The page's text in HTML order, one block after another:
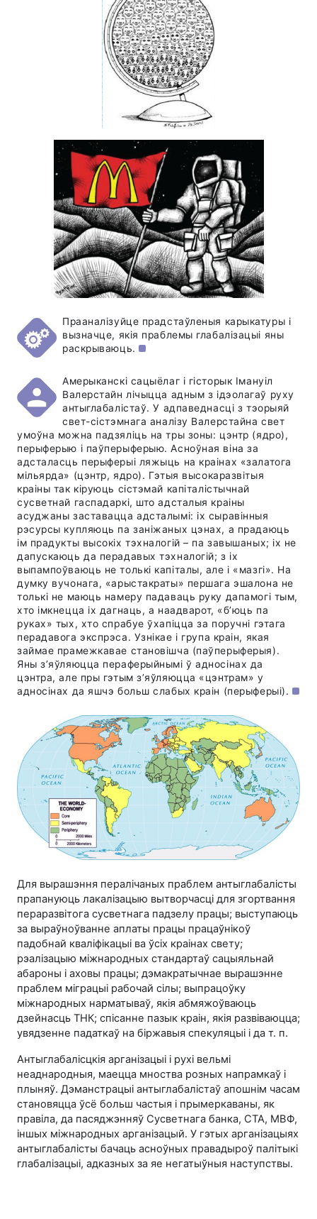
Прааналізуйце прадстаўленыя карыкатуры і
вызначце, якія праблемы глабалізацыі яны
раскрываюць.
Амерыканскі сацыёлаг і гісторык Імануіл
Валерстайн лічыцца адным з ідэолагаў руху
антыглабалістаў. У адпаведнасці з тэорыяй
свет-сістэмнага аналізу Валерстайна свет
умоўна можна падзяліць на тры зоны: цэнтр (ядро),
перыферыю і паўперыферыю. Асноўная віна за
адсталасць перыферыі ляжыць на краінах «залатога
мільярда» (цэнтр, ядро). Гэтыя высокаразвітыя
краіны так кіруюць сістэмай капіталістычнай
сусветнай гаспадаркі, што адсталыя краіны
асуджаны заставацца адсталымі: іх сыравінныя
рэсурсы купляюць па заніжаных цэнах, а прадаюць
ім прадукты высокіх тэхналогій – па завышаных; іх не
дапускаюць да перадавых тэхналогій; з іх
выпампоўваюць не толькі капіталы, але і «мазгі». На
думку вучонага, «арыстакраты» першага эшалона не
толькі не маюць намеру падаваць руку дапамогі тым,
хто імкнецца іх дагнаць, а наадварот, «б’юць па
руках» тых, хто спрабуе ўхапіцца за поручні гэтага
перадавога экспрэса. Узнікае і група краін, якая
займае прамежкавае становішча (паўперыферыя).
Яны з’яўляюцца пераферыйнымі ў адносінах да
цэнтра, але пры гэтым з’яўляюцца «цэнтрам» у
адносінах да яшчэ больш слабых краін (перыферыі).
Для вырашэння пералічаных праблем антыглабалісты
прапануюць лакалізацыю вытворчасці для згортвання
пераразвітога сусветнага падзелу працы; выступаюць
за выраўноўванне аплаты працы працаўнікоў
падобнай кваліфікацыі ва ўсіх краінах свету;
рэалізацыю міжнародных стандартаў сацыяльнай
абароны і аховы працы; дэмакратычнае вырашэнне
праблем міграцыі рабочай сілы; выпрацоўку
міжнародных нарматываў, якія абмяжоўваюць
дзейнасць ТНК; спісанне пазык краін, якія развіваюцца;
увядзенне падаткаў на біржавыя спекуляцыі і да т. п.
Антыглабалісцкія арганізацыі і рухі вельмі
неаднародныя, маецца мноства розных напрамкаў і
плыняў. Дэманстрацыі антыглабалістаў апошнім часам
становяцца ўсё больш частыя і прымеркаваны, як
правіла, да пасяджэнняў Сусветнага банка, СТА, МВФ,
іншых міжнародных арганізацый. У гэтых арганізацыях
антыглабалісты бачаць асноўных правадыроў палітыкі
глабалізацыі, адказных за яе негатыўныя наступствы.